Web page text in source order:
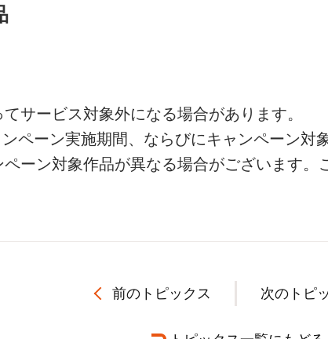
サービス対象外になる場合があります。
ペーン実施期間、ならびにキャンペーン対
ーン対象作品が異なる場合がございます。
前のトピックス 次のトピ